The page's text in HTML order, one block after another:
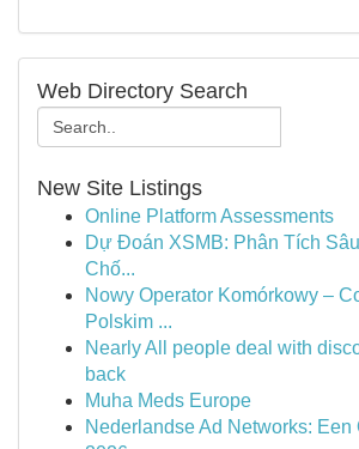
Web Directory Search
New Site Listings
Online Platform Assessments
Dự Đoán XSMB: Phân Tích
Chố...
Nowy Operator Komórkowy –
Polskim ...
Nearly All people deal with
back
Muha Meds Europe
Nederlandse Ad Networks: Een